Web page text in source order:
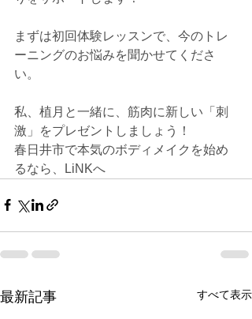
まずは初回体験レッスンで、今のトレ
ーニングのお悩みを聞かせてくださ
い。
私、植月と一緒に、筋肉に新しい「刺
激」をプレゼントしましょう！
春日井市で本気のボディメイクを始め
るなら、LiNKへ
最新記事 すべて表示